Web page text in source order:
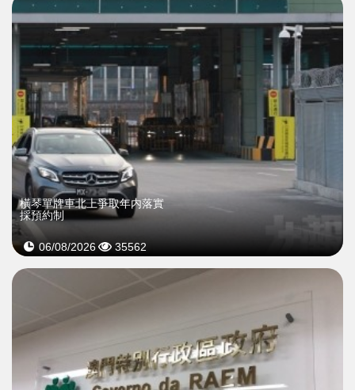
橫琴單牌車北上爭取年内落實
採預約制
06/08/2026 35562